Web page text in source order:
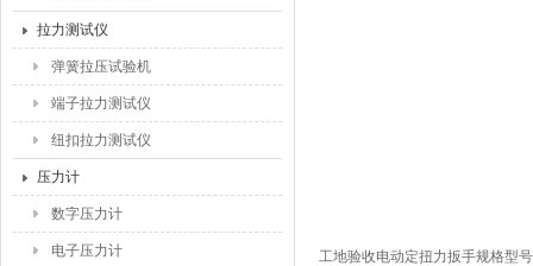
拉力测试仪
弹簧拉压试验机
端子拉力测试仪
纽扣拉力测试仪
压力计
数字压力计
电子压力计 工地验收电动定扭力扳手规格型号